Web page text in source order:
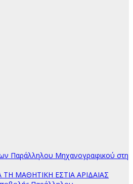
Παράλληλου Μηχανογραφικού στη
ΤΗ ΜΑΘΗΤΙΚΗ ΕΣΤΙΑ ΑΡΙΔΑΙΑΣ